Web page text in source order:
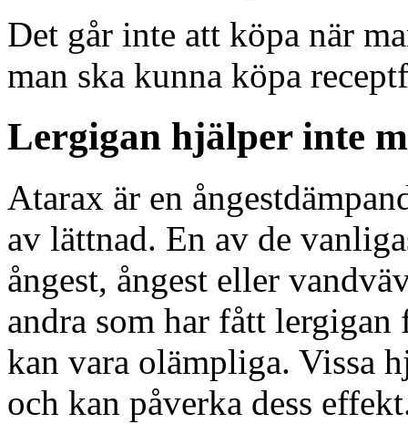
Det går inte att köpa när
man ska kunna köpa
Lergigan hjälper inte
Atarax är en
av lättnad. En av de
ångest, ångest eller
andra som har fått
kan vara olämpliga. Vissa
och kan påverka dess